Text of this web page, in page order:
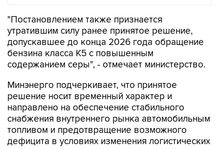
"Постановлением также признается
утратившим силу ранее принятое решение,
допускавшее до конца 2026 года обращение
бензина класса К5 с повышенным
содержанием серы", - отмечает министерство.
Минэнерго подчеркивает, что принятое
решение носит временный характер и
направлено на обеспечение стабильного
снабжения внутреннего рынка автомобильным
топливом и предотвращение возможного
дефицита в условиях изменения логистических